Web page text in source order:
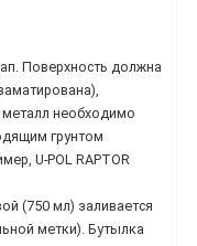
Поверхность должна
необходимо
грунтом
U-POL RAPTOR
(750 мл) заливается
метки). Бутылка